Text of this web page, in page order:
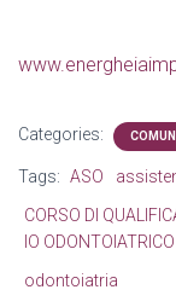
Categories:
Tags: ASO
CORSO DI
IO ODONTOIATRICO
odontoiatria